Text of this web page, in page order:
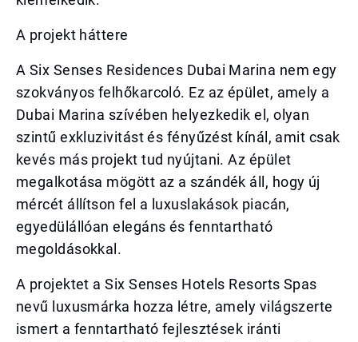
A projekt háttere
A Six Senses Residences Dubai Marina nem egy
szokványos felhőkarcoló. Ez az épület, amely a
Dubai Marina szívében helyezkedik el, olyan
szintű exkluzivitást és fényűzést kínál, amit csak
kevés más projekt tud nyújtani. Az épület
megalkotása mögött az a szándék áll, hogy új
mércét állítson fel a luxuslakások piacán,
egyedülállóan elegáns és fenntartható
megoldásokkal.
A projektet a Six Senses Hotels Resorts Spas
nevű luxusmárka hozza létre, amely világszerte
ismert a fenntartható fejlesztések iránti